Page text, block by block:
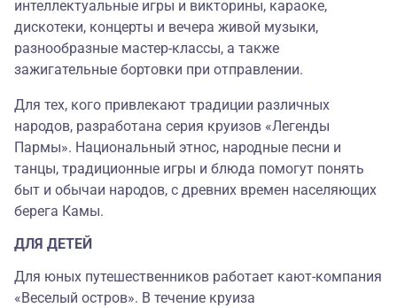
интеллектуальные игры и викторины, караоке,
дискотеки, концерты и вечера живой музыки,
разнообразные мастер-классы, а также
зажигательные бортовки при отправлении.
Для тех, кого привлекают традиции различных
народов, разработана серия круизов «Легенды
Пармы». Национальный этнос, народные песни и
танцы, традиционные игры и блюда помогут понять
быт и обычаи народов, с древних времен населяющих
берега Камы.
ДЛЯ ДЕТЕЙ
Для юных путешественников работает кают-компания
«Веселый остров». В течение круиза